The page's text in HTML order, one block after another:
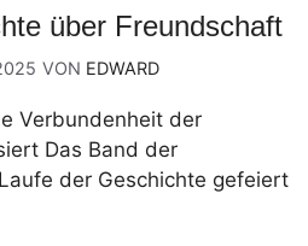
über Freundschaft
VON EDWARD
Verbundenheit der
Das Band der
der Geschichte gefeiert